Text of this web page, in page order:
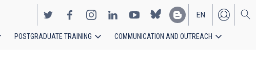
EN
ES
POSTGRADUATE TRAINING COMMUNICATION AND OUTREACH